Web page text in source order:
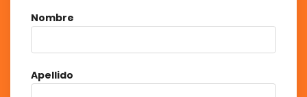
Nombre
Apellido